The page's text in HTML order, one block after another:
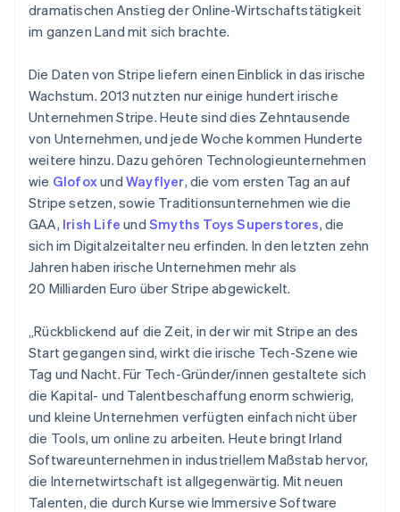
dramatischen Anstieg der Online-Wirtschaftstätigkeit
im ganzen Land mit sich brachte.
Die Daten von Stripe liefern einen Einblick in das irische
Wachstum. 2013 nutzten nur einige hundert irische
Unternehmen Stripe. Heute sind dies Zehntausende
von Unternehmen, und jede Woche kommen Hunderte
weitere hinzu. Dazu gehören Technologieunternehmen
wie GlofoxundWayflyer, die vom ersten Tag an auf
Stripe setzen, sowie Traditionsunternehmen wie die
GAA, Irish Life und Smyths Toys Superstores, die
sich im Digitalzeitalter neu erfinden. In den letzten zehn
Jahren haben irische Unternehmen mehr als
20 Milliarden Euro über Stripe abgewickelt.
„Rückblickend auf die Zeit, in der wir mit Stripe an des
Start gegangen sind, wirkt die irische Tech-Szene wie
Tag und Nacht. Für Tech-Gründer/innen gestaltete sich
die Kapital- und Talentbeschaffung enorm schwierig,
und kleine Unternehmen verfügten einfach nicht über
die Tools, um online zu arbeiten. Heute bringt Irland
Softwareunternehmen in industriellem Maßstab hervor,
die Internetwirtschaft ist allgegenwärtig. Mit neuen
Talenten, die durch Kurse wie Immersive Software